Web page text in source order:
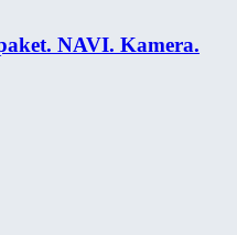
NAVI. Kamera.